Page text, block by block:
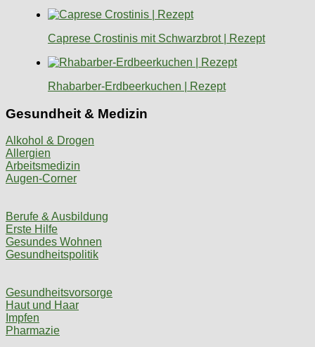
Caprese Crostinis mit Schwarzbrot | Rezept
Rhabarber-Erdbeerkuchen | Rezept
Gesundheit & Medizin
Alkohol & Drogen
Allergien
Arbeitsmedizin
Augen-Corner
Berufe & Ausbildung
Erste Hilfe
Gesundes Wohnen
Gesundheitspolitik
Gesundheitsvorsorge
Haut und Haar
Impfen
Pharmazie